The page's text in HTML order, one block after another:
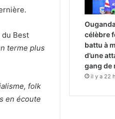
du Best
terme plus
folk
en écoute
célèbre
battu à
d’une
gang de
il y a 22